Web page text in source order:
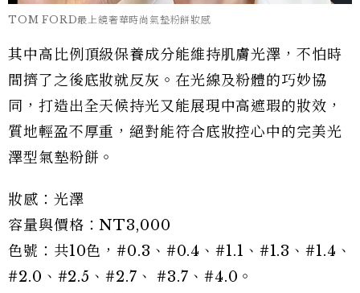
TOM FORD最上鏡奢華時尚氣墊粉餅妝感
其中高比例頂級保養成分能維持肌膚光澤，不怕時
間擠了之後底妝就反灰。在光線及粉體的巧妙協
同，打造出全天候持光又能展現中高遮瑕的妝效，
質地輕盈不厚重，絕對能符合底妝控心中的完美光
澤型氣墊粉餅。
妝感：光澤
容量與價格：NT3,000
色號：共10色，#0.3、#0.4、#1.1、#1.3、#1.4、
#2.0、#2.5、#2.7、 #3.7、#4.0。